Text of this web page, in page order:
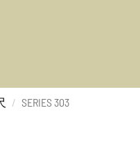
SERIES 303